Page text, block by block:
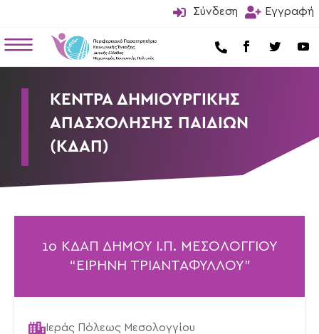
 Σύνδεση  Εγγραφή

ΚΕΝΤΡΑ ΔΗΜΙΟΥΡΓΙΚΗΣ
ΑΠΑΣΧΟΛΗΣΗΣ ΠΑΙΔΙΩΝ
(ΚΔΑΠ)
1ο ΚΔΑΠ ΔΗΜΟΥ Ι.Π. ΜΕΣΟΛΟΓΓΙΟΥ
“ΕΙΡΗΝΗ ΤΡΙΑΝΤΑΦΥΛΛΟΥ”
Ιεράς Πόλεως Μεσολογγίου